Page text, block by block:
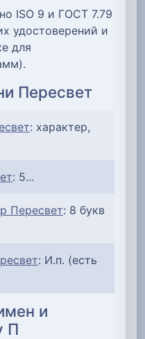
ISO 9 и ГОСТ 7.79
удостоверений и
для
Пересвет
: характер,
: 5...
Пересвет: 8 букв
: И.п. (есть
и
П